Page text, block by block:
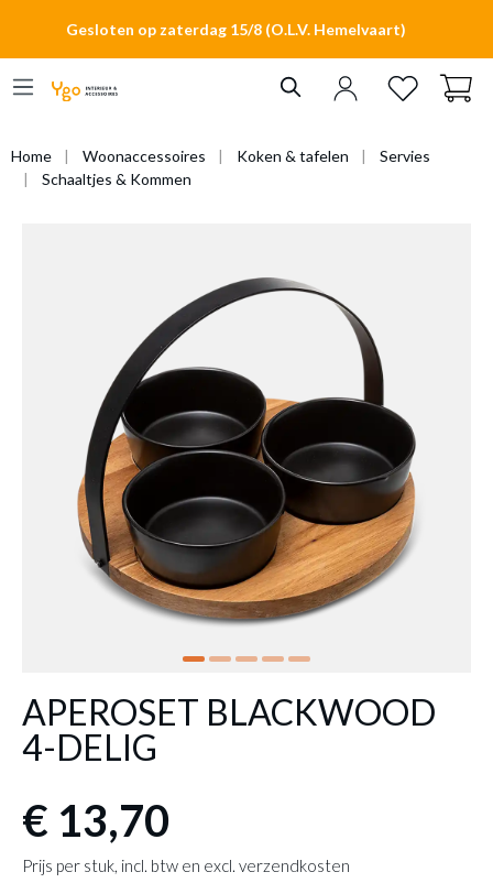
Gesloten op zaterdag 15/8 (O.L.V. Hemelvaart)
Home Woonaccessoires Koken & tafelen
Servies
Schaaltjes & Kommen
APEROSET BLACKWOOD
4-DELIG
€ 13,70
Prijs per stuk, incl. btw en excl. verzendkosten